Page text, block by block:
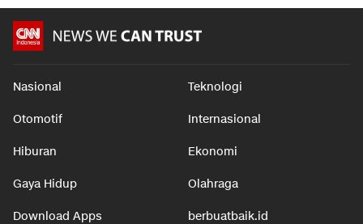
Nasional Teknologi
Otomotif Internasional
Hiburan Ekonomi
Gaya Hidup Olahraga
Download Apps berbuatbaik.id